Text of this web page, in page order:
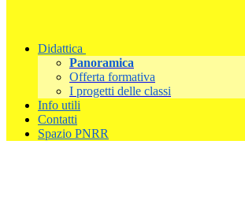
Didattica
Panoramica
Offerta formativa
I progetti delle classi
Info utili
Contatti
Spazio PNRR